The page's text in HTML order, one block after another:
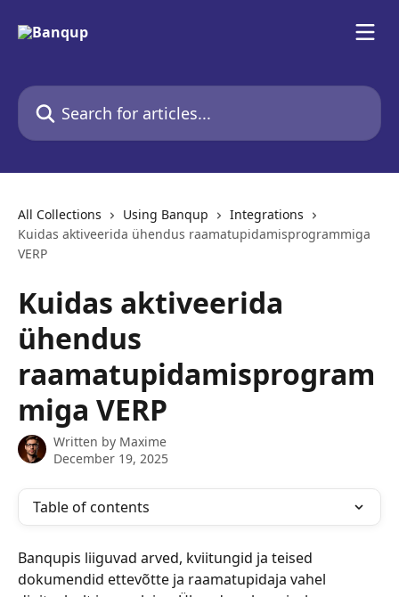
Search for articles...
All Collections Using Banqup
Integrations
Kuidas aktiveerida ühendus raamatupidamisprogrammiga
VERP
Kuidas aktiveerida
ühendus
raamatupidamisprogram
miga VERP
Written by Maxime
December 19, 2025
Table of contents
Banqupis liiguvad arved, kviitungid ja teised
dokumendid ettevõtte ja raamatupidaja vahel